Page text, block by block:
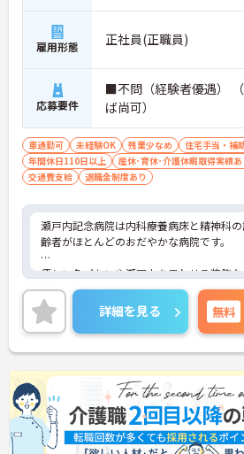
雇用形態 正社員(正職員)
応募要件
■不問（経験者優遇）
ば尚可）
車通勤可 未経験OK 残業少なめ 住宅手当・補
年間休日110日以上
産休･育休･介護休暇取得実績あ
交通費支給
退職金制度あり
瀬戸内記念病院は内科療養病床と精神科
齢者がほとんどのおだやかな病院です。
優しい色づかいや瀬戸内を思わせる装飾
わりのつまった院内、心あたたまるサー
てなしを提供しています。
患者さんの「笑顔」のために頑張ってく
募集中！ご興味のある方はお気軽にお問
ださい♪
詳細を見る 無料